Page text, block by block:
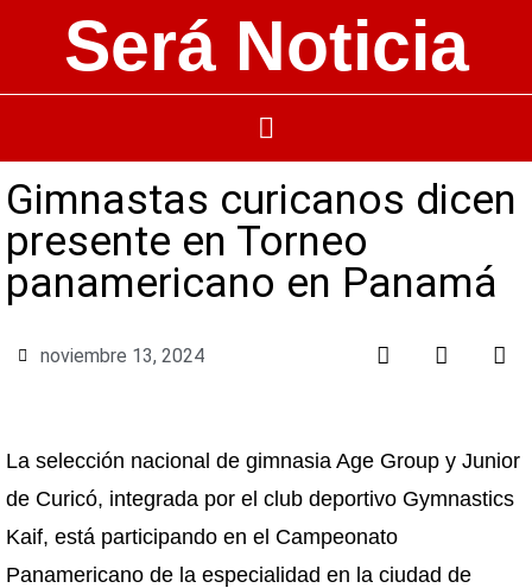
Será Noticia
Gimnastas curicanos dicen
presente en Torneo
panamericano en Panamá
noviembre 13, 2024
La selección nacional de gimnasia Age Group y Junior
de Curicó, integrada por el club deportivo Gymnastics
Kaif, está participando en el Campeonato
Panamericano de la especialidad en la ciudad de